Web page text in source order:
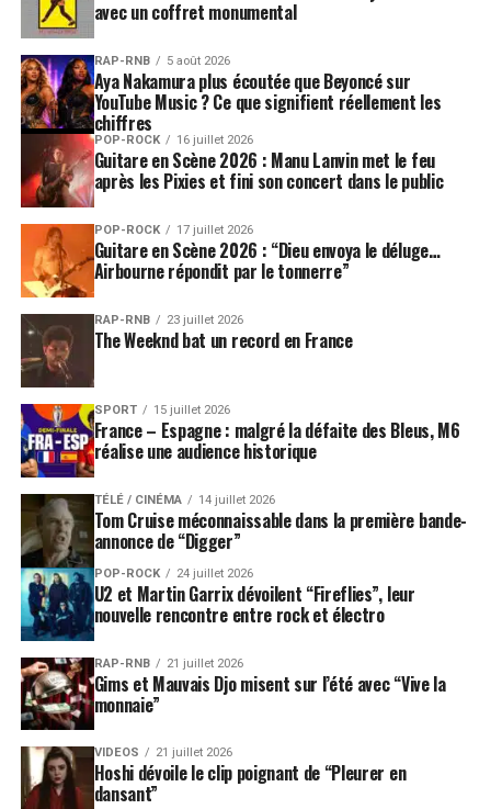
avec un coffret monumental
RAP-RNB 5 août 2026
Aya Nakamura plus écoutée que Beyoncé sur
YouTube Music ? Ce que signifient réellement les
chiffres
POP-ROCK 16 juillet 2026
Guitare en Scène 2026 : Manu Lanvin met le feu
après les Pixies et fini son concert dans le public
POP-ROCK 17 juillet 2026
Guitare en Scène 2026 : “Dieu envoya le déluge…
Airbourne répondit par le tonnerre”
RAP-RNB 23 juillet 2026
The Weeknd bat un record en France
SPORT 15 juillet 2026
France – Espagne : malgré la défaite des Bleus, M6
réalise une audience historique
TÉLÉ / CINÉMA 14 juillet 2026
Tom Cruise méconnaissable dans la première bande-
annonce de “Digger”
POP-ROCK 24 juillet 2026
U2 et Martin Garrix dévoilent “Fireflies”, leur
nouvelle rencontre entre rock et électro
RAP-RNB 21 juillet 2026
Gims et Mauvais Djo misent sur l’été avec “Vive la
monnaie”
VIDEOS 21 juillet 2026
Hoshi dévoile le clip poignant de “Pleurer en
dansant”